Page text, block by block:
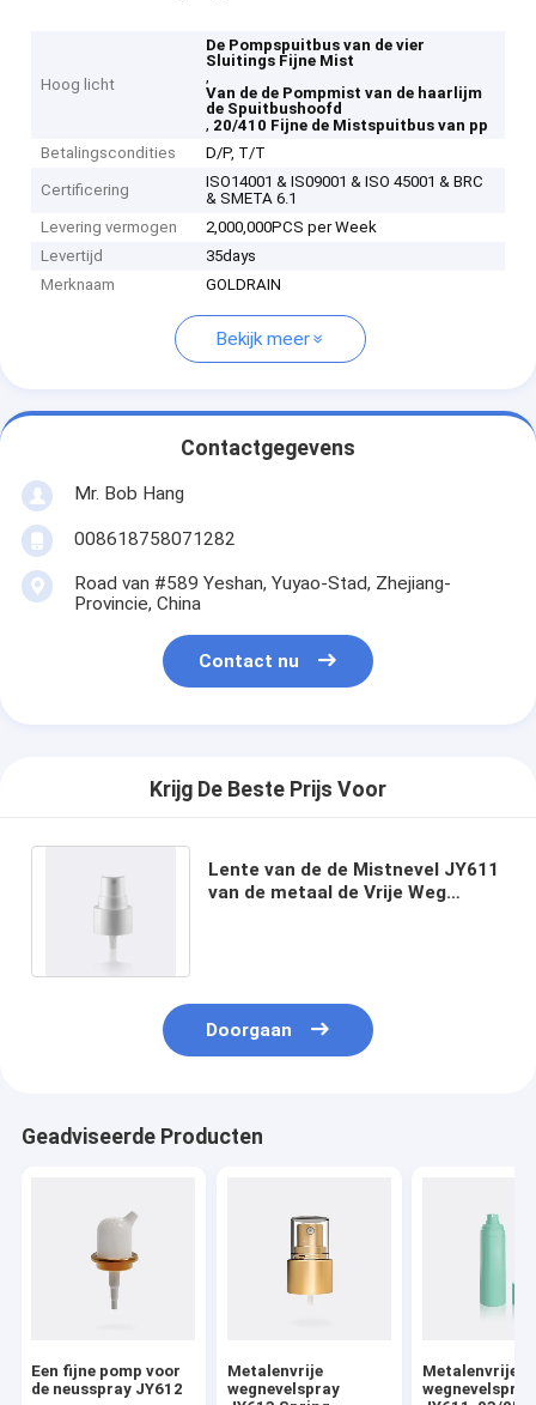
Hoog licht
De Pompspuitbus van de vier
Sluitings Fijne Mist
,
Van de de Pompmist van de haarlijm
de Spuitbushoofd
, 20/410 Fijne de Mistspuitbus van pp
Betalingscondities
D/P, T/T
Certificering
ISO14001 & IS09001 & ISO 45001 & BRC
& SMETA 6.1
Levering vermogen
2,000,000PCS per Week
Levertijd
35days
Merknaam
GOLDRAIN
Bekijk meer
Contactgegevens
Mr. Bob Hang
008618758071282
Road van #589 Yeshan, Yuyao-Stad, Zhejiang-
Provincie, China
Contact nu
Krijg De Beste Prijs Voor
Lente van de de Mistnevel JY611
van de metaal de Vrije Weg
Doorgaan
Geadviseerde Producten
Een fijne pomp voor
de neusspray JY612
Metalenvrije
wegnevelspray
Metalenvrije
wegnevelspray